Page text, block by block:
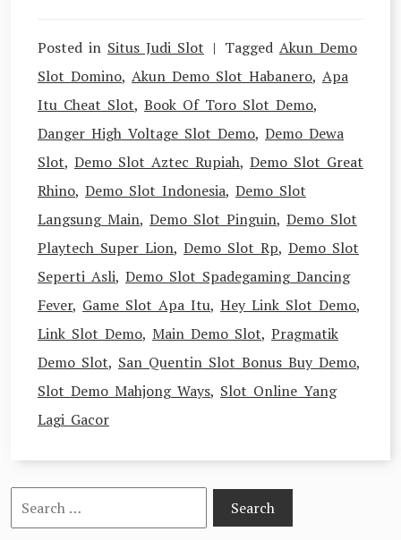
Posted in Situs Judi Slot Tagged Akun Demo
Slot Domino, Akun Demo Slot Habanero, Apa
Itu Cheat Slot, Book Of Toro Slot Demo,
Danger High Voltage Slot Demo, Demo Dewa
Slot, Demo Slot Aztec Rupiah, Demo Slot Great
Rhino, Demo Slot Indonesia, Demo Slot
Langsung Main, Demo Slot Pinguin, Demo Slot
Playtech Super Lion, Demo Slot Rp, Demo Slot
Seperti Asli, Demo Slot Spadegaming Dancing
Fever, Game Slot Apa Itu, Hey Link Slot Demo,
Link Slot Demo, Main Demo Slot, Pragmatik
Demo Slot, San Quentin Slot Bonus Buy Demo,
Slot Demo Mahjong Ways, Slot Online Yang
Lagi Gacor
Search
for: